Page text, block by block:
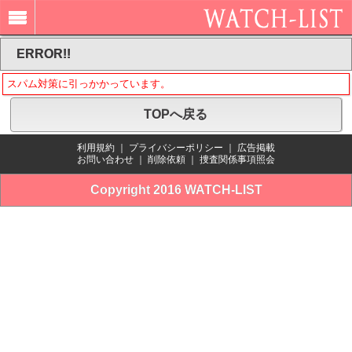
ERROR!!
スパム対策に引っかかっています。
TOPへ戻る
利用規約 プライバシーポリシー
広告掲載
お問い合わせ
削除依頼 捜査関係事項照会
Copyright 2016 WATCH-LIST